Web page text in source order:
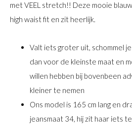
met VEEL stretch!! Deze mooie
high waist fit en zit heerlijk.
Valt iets groter uit, schommel
dan voor de kleinste maat en
willen hebben bij bovenbeen
kleiner te nemen
Ons model is 165 cm lang en
jeansmaat 34, hij zit haar iets